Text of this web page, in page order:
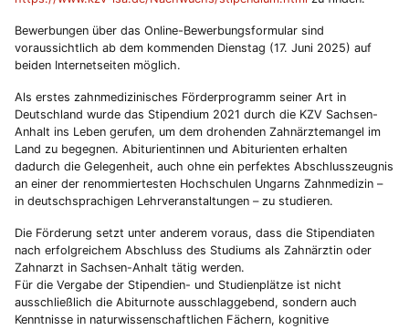
Bewerbungen über das Online-Bewerbungsformular sind
voraussichtlich ab dem kommenden Dienstag (17. Juni 2025) auf
beiden Internetseiten möglich.
Als erstes zahnmedizinisches Förderprogramm seiner Art in
Deutschland wurde das Stipendium 2021 durch die KZV Sachsen-
Anhalt ins Leben gerufen, um dem drohenden Zahnärztemangel im
Land zu begegnen. Abiturientinnen und Abiturienten erhalten
dadurch die Gelegenheit, auch ohne ein perfektes Abschlusszeugnis
an einer der renommiertesten Hochschulen Ungarns Zahnmedizin –
in deutschsprachigen Lehrveranstaltungen – zu studieren.
Die Förderung setzt unter anderem voraus, dass die Stipendiaten
nach erfolgreichem Abschluss des Studiums als Zahnärztin oder
Zahnarzt in Sachsen-Anhalt tätig werden.
Für die Vergabe der Stipendien- und Studienplätze ist nicht
ausschließlich die Abiturnote ausschlaggebend, sondern auch
Kenntnisse in naturwissenschaftlichen Fächern, kognitive